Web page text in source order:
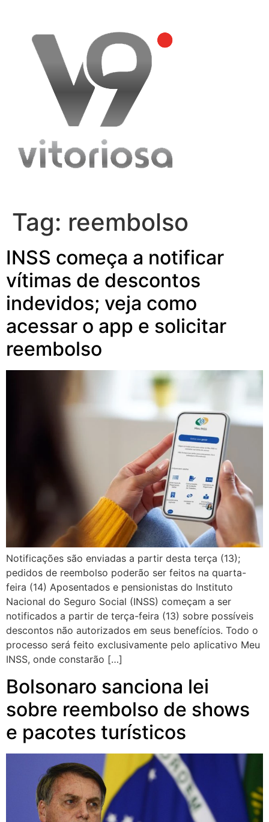
content
Tag: reembolso
INSS começa a notificar
vítimas de descontos
indevidos; veja como
acessar o app e solicitar
reembolso
Notificações são enviadas a partir desta terça (13);
pedidos de reembolso poderão ser feitos na quarta-
feira (14) Aposentados e pensionistas do Instituto
Nacional do Seguro Social (INSS) começam a ser
notificados a partir de terça-feira (13) sobre possíveis
descontos não autorizados em seus benefícios. Todo o
processo será feito exclusivamente pelo aplicativo Meu
INSS, onde constarão […]
Bolsonaro sanciona lei
sobre reembolso de shows
e pacotes turísticos